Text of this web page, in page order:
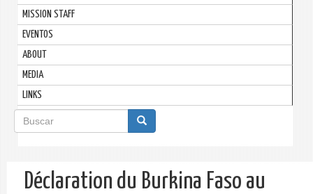
MISSION STAFF
EVENTOS
ABOUT
MEDIA
LINKS
Formulario
de
búsqueda
Buscar
Déclaration du Burkina Faso au